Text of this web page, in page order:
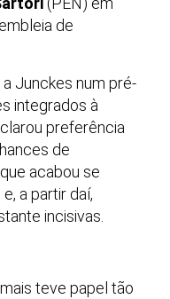
de
Junckes num pré-
integrados à
preferência
de
acabou se
a partir daí,
incisivas.
teve papel tão